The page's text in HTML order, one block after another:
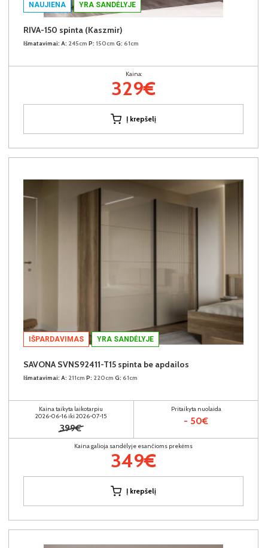
NAUJIENA YRA SANDĖLYJE
RIVA-150 spinta (Kaszmir)
Išmatavimai: A: 245cm P: 150cm G: 61cm
Kaina:
329€
Į krepšelį
IŠPARDAVIMAS YRA SANDĖLYJE
SAVONA SVNS92411-T15 spinta be apdailos
Išmatavimai: A: 211cm P: 220cm G: 61cm
Kaina taikyta laikotarpiu
2026-06-16 iki 2026-07-15
399€
Pritaikyta nuolaida
- 50€
Kaina galioja sandėlyje esančioms prekėms
349€
Į krepšelį